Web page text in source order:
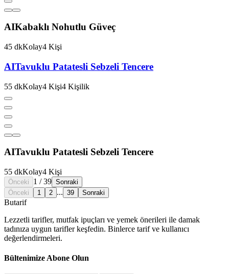
AIKabaklı Nohutlu Güveç
45 dkKolay4 Kişi
AITavuklu Patatesli Sebzeli Tencere
55 dkKolay4 Kişi4 Kişilik
AITavuklu Patatesli Sebzeli Tencere
55 dkKolay4 Kişi
Önceki 1 /39 Sonraki
Önceki
1 2 ... 39 Sonraki
Butarif
Lezzetli tarifler, mutfak ipuçları ve yemek önerileri ile damak
tadınıza uygun tarifler keşfedin. Binlerce tarif ve kullanıcı
değerlendirmeleri.
Bültenimize Abone Olun